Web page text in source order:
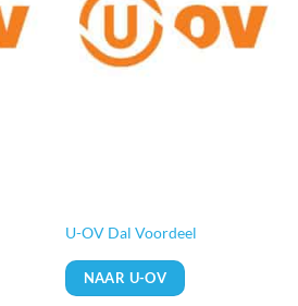
U-OV Dal Voordeel
NAAR U-OV